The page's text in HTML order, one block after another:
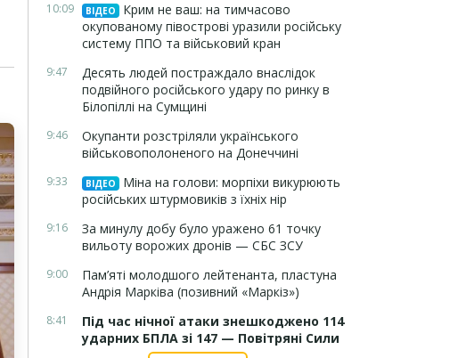
10:09 ВІДЕО
Крим не ваш: на тимчасово
окупованому півострові уразили російську
систему ППО та військовий кран
9:47
Десять людей постраждало внаслідок
подвійного російського удару по ринку в
Білопіллі на Сумщині
9:46
Окупанти розстріляли українського
військовополоненого на Донеччині
9:33 ВІДЕО
Міна на голови: морпіхи викурюють
російських штурмовиків з їхніх нір
9:16
За минулу добу було уражено 61 точку
вильоту ворожих дронів — СБС ЗСУ
9:00
Пам’яті молодшого лейтенанта, пластуна
Андрія Марківа (позивний «Маркіз»)
8:41
Під час нічної атаки знешкоджено 114
ударних БПЛА зі 147 — Повітряні Сили